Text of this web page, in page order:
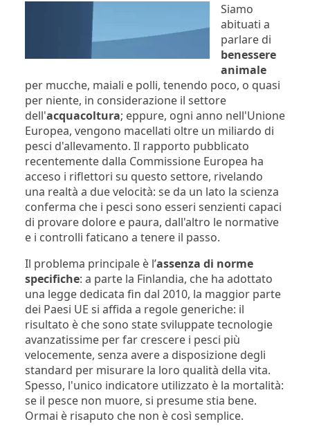
Siamo
abituati a
parlare di
benessere
animale
per mucche, maiali e polli, tenendo poco, o quasi
per niente, in considerazione il settore
dell'acquacoltura; eppure, ogni anno nell'Unione
Europea, vengono macellati oltre un miliardo di
pesci d'allevamento. Il rapporto pubblicato
recentemente dalla Commissione Europea ha
acceso i riflettori su questo settore, rivelando
una realtà a due velocità: se da un lato la scienza
conferma che i pesci sono esseri senzienti capaci
di provare dolore e paura, dall'altro le normative
e i controlli faticano a tenere il passo.
Il problema principale è l’assenza di norme
specifiche: a parte la Finlandia, che ha adottato
una legge dedicata fin dal 2010, la maggior parte
dei Paesi UE si affida a regole generiche: il
risultato è che sono state sviluppate tecnologie
avanzatissime per far crescere i pesci più
velocemente, senza avere a disposizione degli
standard per misurare la loro qualità della vita.
Spesso, l'unico indicatore utilizzato è la mortalità:
se il pesce non muore, si presume stia bene.
Ormai è risaputo che non è così semplice.
Campagna digitale - Fedeli alla Salute